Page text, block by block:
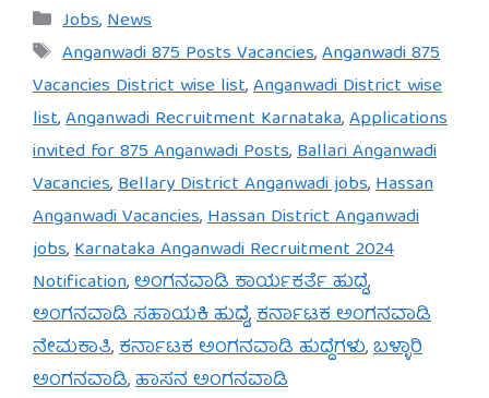
Categories
Jobs,News
Tags
Anganwadi 875 Posts Vacancies,Anganwadi 875
Vacancies District wise list,Anganwadi District wise
list,Anganwadi Recruitment Karnataka,Applications
invited for 875 Anganwadi Posts,Ballari Anganwadi
Vacancies,Bellary District Anganwadi jobs,Hassan
Anganwadi Vacancies,Hassan District Anganwadi
jobs,Karnataka Anganwadi Recruitment 2024
Notification,ಅಂಗನವಾಡಿ ಕಾರ್ಯಕರ್ತೆ ಹುದ್ದೆ,
ಅಂಗನವಾಡಿ ಸಹಾಯಕಿ ಹುದ್ದೆ,ಕರ್ನಾಟಕ ಅಂಗನವಾಡಿ
ನೇಮಕಾತಿ,ಕರ್ನಾಟಕ ಅಂಗನವಾಡಿ ಹುದ್ದೆಗಳು,ಬಳ್ಳಾರಿ
ಅಂಗನವಾಡಿ,ಹಾಸನ ಅಂಗನವಾಡಿ